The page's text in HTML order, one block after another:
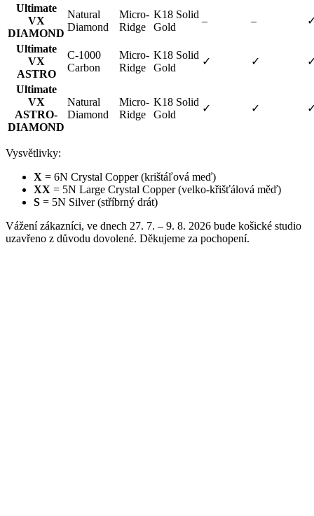
Ultimate
VX
DIAMOND
Natural
Diamond
Micro-
Ridge
K18 Solid
Gold
– –
Ultimate
VX
ASTRO
C-1000
Carbon
Micro-
Ridge
K18 Solid
Gold
✓ ✓
Ultimate
VX
ASTRO-
DIAMOND
Natural
Diamond
Micro-
Ridge
K18 Solid
Gold
✓ ✓
Vysvětlivky:
X = 6N Crystal Copper (krištáľová meď)
XX = 5N Large Crystal Copper (velko-křišťálová měď)
S = 5N Silver (stříbrný drát)
Vážení zákazníci, ve dnech 27. 7. – 9. 8. 2026 bude košické studio
uzavřeno z důvodu dovolené. Děkujeme za pochopení.